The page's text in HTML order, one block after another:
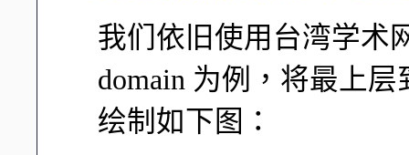
我们依旧使用台湾学术
domain 为例，将最上
绘制如下图：